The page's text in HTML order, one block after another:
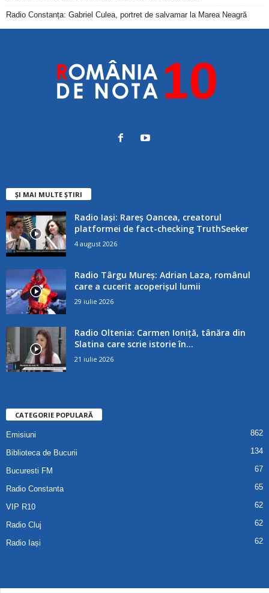
Radio Constanța: Gabriel Culea, portret de salvamar la Marea Neagră
ȘI MAI MULTE ȘTIRI
Radio Iași: Rareș Oancea, creatorul
platformei de fact-checking TruthSeeker
4 august 2026
Radio Târgu Mureș: Adrian Laza, românul
care a cucerit acoperișul lumii
29 iulie 2026
Radio Oltenia: Carmen Ioniță, tânăra din
Slatina care scrie istorie în...
21 iulie 2026
CATEGORIE POPULARĂ
Emisiuni 862
Biblioteca de Bucurii 134
Bucuresti FM 67
Radio Constanta 65
VIP R10 62
Radio Cluj 62
Radio Iași 62